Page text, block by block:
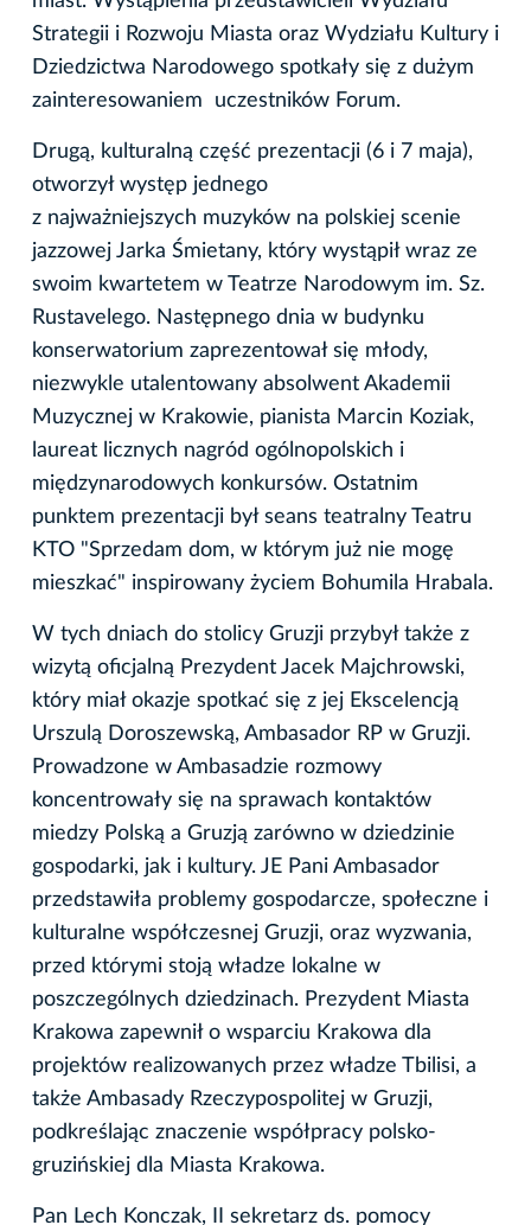
Strategii i Rozwoju Miasta oraz Wydziału Kultury i
Dziedzictwa Narodowego spotkały się z dużym
zainteresowaniem uczestników Forum.
Drugą, kulturalną część prezentacji (6 i 7 maja),
otworzył występ jednego
z najważniejszych muzyków na polskiej scenie
jazzowej Jarka Śmietany, który wystąpił wraz ze
swoim kwartetem w Teatrze Narodowym im. Sz.
Rustavelego. Następnego dnia w budynku
konserwatorium zaprezentował się młody,
niezwykle utalentowany absolwent Akademii
Muzycznej w Krakowie, pianista Marcin Koziak,
laureat licznych nagród ogólnopolskich i
międzynarodowych konkursów. Ostatnim
punktem prezentacji był seans teatralny Teatru
KTO "Sprzedam dom, w którym już nie mogę
mieszkać" inspirowany życiem Bohumila Hrabala.
W tych dniach do stolicy Gruzji przybył także z
wizytą oficjalną Prezydent Jacek Majchrowski,
który miał okazje spotkać się z jej Ekscelencją
Urszulą Doroszewską, Ambasador RP w Gruzji.
Prowadzone w Ambasadzie rozmowy
koncentrowały się na sprawach kontaktów
miedzy Polską a Gruzją zarówno w dziedzinie
gospodarki, jak i kultury. JE Pani Ambasador
przedstawiła problemy gospodarcze, społeczne i
kulturalne współczesnej Gruzji, oraz wyzwania,
przed którymi stoją władze lokalne w
poszczególnych dziedzinach. Prezydent Miasta
Krakowa zapewnił o wsparciu Krakowa dla
projektów realizowanych przez władze Tbilisi, a
także Ambasady Rzeczypospolitej w Gruzji,
podkreślając znaczenie współpracy polsko-
gruzińskiej dla Miasta Krakowa.
Pan Lech Konczak, II sekretarz ds. pomocy